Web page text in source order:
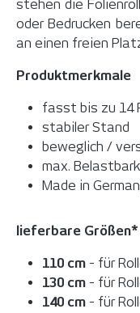
stehen die
oder Bedrucken
an einen freien
Produktmerkmale
fasst bis zu 14
stabiler Stand
beweglich /
max.
Made in
lieferbare Größen*
110 cm - für
130 cm - für
140 cm - für